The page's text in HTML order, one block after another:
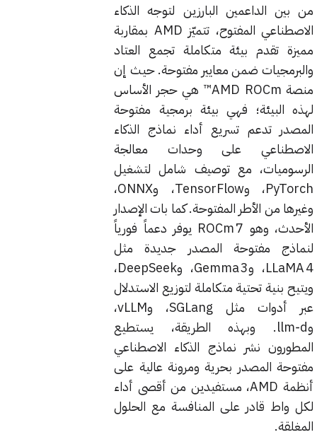
من بين الداعمين البارزين لتوجه الذكاء
الاصطناعي المفتوح، تتميّز AMD بمقاربة
مميزة تقدم بيئة متكاملة تجمع العتاد
والبرمجيات ضمن معايير مفتوحة. حيث إن
منصة AMD ROCm™ هي حجر الأساس
لهذه البيئة؛ فهي بيئة برمجية مفتوحة
المصدر تدعم تسريع أداء نماذج الذكاء
الاصطناعي على وحدات معالجة
الرسوميات، مع توصيف شامل لتشغيل
PyTorch، وTensorFlow، وONNX،
وغيرها من الأطر المفتوحة. كما بات الإصدار
الأحدث، وهو ROCm 7 يوفر دعماً فورياً
لنماذج مفتوحة المصدر جديدة مثل
LLaMA 4، وGemma 3، وDeepSeek،
ويتيح بنية تحتية متكاملة لتوزيع الاستدلال
عبر أدوات مثل SGLang، وvLLM،
وllm‑d. وبهذه الطريقة، يستطيع
المطورون نشر نماذج الذكاء الاصطناعي
مفتوحة المصدر بحرية ومرونة عالية على
أنظمة AMD، مستفيدين من أقصى أداء
لكل واط قادر على المنافسة مع الحلول
المغلقة.